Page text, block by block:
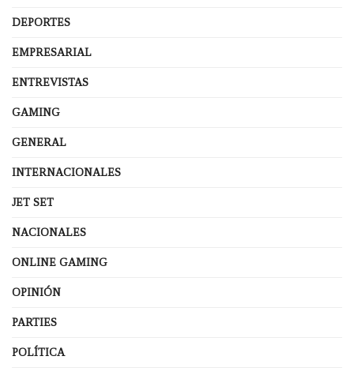
DEPORTES
EMPRESARIAL
ENTREVISTAS
GAMING
GENERAL
INTERNACIONALES
JET SET
NACIONALES
ONLINE GAMING
OPINIÓN
PARTIES
POLÍTICA